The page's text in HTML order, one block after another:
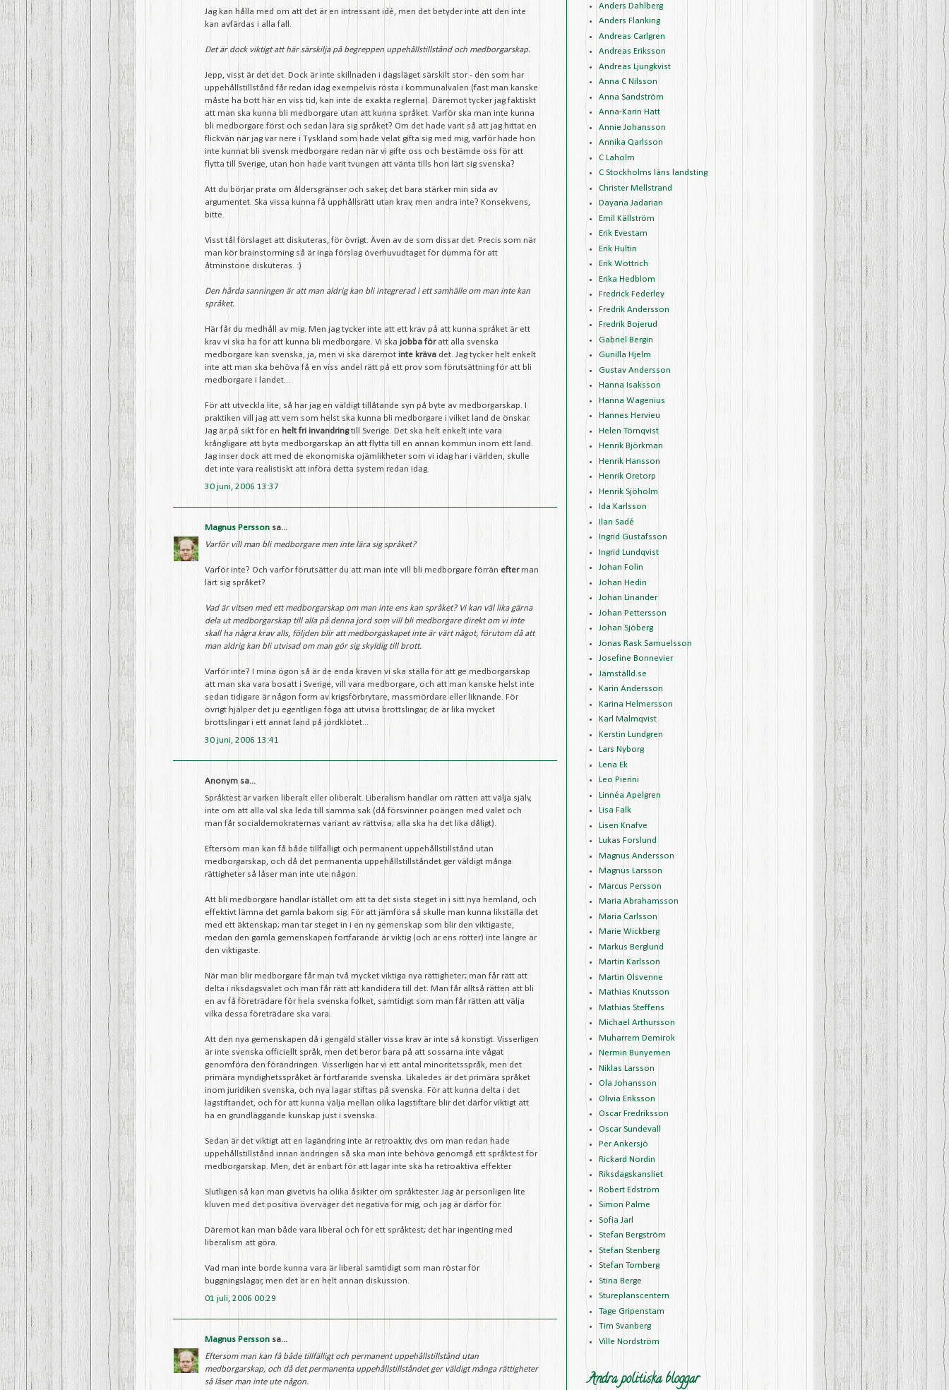
Jag kan hålla med om att det är en intressant idé, men det betyder inte att den inte
kan avfärdas i alla fall.
Det är dock viktigt att här särskilja på begreppen uppehållstillstånd och medborgarskap.
Jepp, visst är det det. Dock är inte skillnaden i dagsläget särskilt stor - den som har
uppehållstillstånd får redan idag exempelvis rösta i kommunalvalen (fast man kanske
måste ha bott här en viss tid, kan inte de exakta reglerna). Däremot tycker jag faktiskt
att man ska kunna bli medborgare utan att kunna språket. Varför ska man inte kunna
bli medborgare först och sedan lära sig språket? Om det hade varit så att jag hittat en
flickvän när jag var nere i Tyskland som hade velat gifta sig med mig, varför hade hon
inte kunnat bli svensk medborgare redan när vi gifte oss och bestämde oss för att
flytta till Sverige, utan hon hade varit tvungen att vänta tills hon lärt sig svenska?
Att du börjar prata om åldersgränser och saker, det bara stärker min sida av
argumentet. Ska vissa kunna få upphållsrätt utan krav, men andra inte? Konsekvens,
bitte.
Visst tål förslaget att diskuteras, för övrigt. Även av de som dissar det. Precis som när
man kör brainstorming så är inga förslag överhuvudtaget för dumma för att
åtminstone diskuteras. :)
Den hårda sanningen är att man aldrig kan bli integrerad i ett samhälle om man inte kan
språket.
Här får du medhåll av mig. Men jag tycker inte att ett krav på att kunna språket är ett
krav vi ska ha för att kunna bli medborgare. Vi ska jobba föratt alla svenska
medborgare kan svenska, ja, men vi ska däremot inte kräva det. Jag tycker helt enkelt
inte att man ska behöva få en viss andel rätt på ett prov som förutsättning för att bli
medborgare i landet...
För att utveckla lite, så har jag en väldigt tillåtande syn på byte av medborgarskap. I
praktiken vill jag att vem som helst ska kunna bli medborgare i vilket land de önskar.
Jag är på sikt för en helt fri invandringtill Sverige. Det ska helt enkelt inte vara
krångligare att byta medborgarskap än att flytta till en annan kommun inom ett land.
Jag inser dock att med de ekonomiska ojämlikheter som vi idag har i världen, skulle
det inte vara realistiskt att införa detta system redan idag.
30 juni, 2006 13:37
Magnus Persson sa...
Varför vill man bli medborgare men inte lära sig språket?
Varför inte? Och varför förutsätter du att man inte vill bli medborgare förrän efterman
lärt sig språket?
Vad är vitsen med ett medborgarskap om man inte ens kan språket? Vi kan väl lika gärna
dela ut medborgarskap till alla på denna jord som vill bli medborgare direkt om vi inte
skall ha några krav alls, följden blir att medborgaskapet inte är värt något, förutom då att
man aldrig kan bli utvisad om man gör sig skyldig till brott.
Varför inte? I mina ögon så är de enda kraven vi ska ställa för att ge medborgarskap
att man ska vara bosatt i Sverige, vill vara medborgare, och att man kanske helst inte
sedan tidigare är någon form av krigsförbrytare, massmördare eller liknande. För
övrigt hjälper det ju egentligen föga att utvisa brottslingar, de är lika mycket
brottslingar i ett annat land på jordklotet...
30 juni, 2006 13:41
Anonym sa...
Språktest är varken liberalt eller oliberalt. Liberalism handlar om rätten att välja själv,
inte om att alla val ska leda till samma sak (då försvinner poängen med valet och
man får socialdemokraternas variant av rättvisa; alla ska ha det lika dåligt).
Eftersom man kan få både tillfälligt och permanent uppehållstillstånd utan
medborgarskap, och då det permanenta uppehållstillståndet ger väldigt många
rättigheter så låser man inte ute någon.
Att bli medborgare handlar istället om att ta det sista steget in i sitt nya hemland, och
effektivt lämna det gamla bakom sig. För att jämföra så skulle man kunna likställa det
med ett äktenskap; man tar steget in i en ny gemenskap som blir den viktigaste,
medan den gamla gemenskapen fortfarande är viktig (och är ens rötter) inte längre är
den viktigaste.
När man blir medborgare får man två mycket viktiga nya rättigheter; man får rätt att
delta i riksdagsvalet och man får rätt att kandidera till det. Man får alltså rätten att bli
en av få företrädare för hela svenska folket, samtidigt som man får rätten att välja
vilka dessa företrädare ska vara.
Att den nya gemenskapen då i gengäld ställer vissa krav är inte så konstigt. Visserligen
är inte svenska officiellt språk, men det beror bara på att sossarna inte vågat
genomföra den förändringen. Visserligen har vi ett antal minoritetsspråk, men det
primära myndighetsspråket är fortfarande svenska. Likaledes är det primära språket
inom juridiken svenska, och nya lagar stiftas på svenska. För att kunna delta i det
lagstiftandet, och för att kunna välja mellan olika lagstiftare blir det därför viktigt att
ha en grundläggande kunskap just i svenska.
Sedan är det viktigt att en lagändring inte är retroaktiv, dvs om man redan hade
uppehållstillstånd innan ändringen så ska man inte behöva genomgå ett språktest för
medborgarskap. Men, det är enbart för att lagar inte ska ha retroaktiva effekter.
Slutligen så kan man givetvis ha olika åsikter om språktester. Jag är personligen lite
kluven med det positiva överväger det negativa för mig, och jag är därför för.
Däremot kan man både vara liberal och för ett språktest; det har ingenting med
liberalism att göra.
Vad man inte borde kunna vara är liberal samtidigt som man röstar för
buggningslagar, men det är en helt annan diskussion.
01 juli, 2006 00:29
Magnus Persson sa...
Eftersom man kan få både tillfälligt och permanent uppehållstillstånd utan
medborgarskap, och då det permanenta uppehållstillståndet ger väldigt många rättigheter
så låser man inte ute någon.
Anders Dahlberg
Anders Flanking
Andreas Carlgren
Andreas Eriksson
Andreas Ljungkvist
Anna C Nilsson
Anna Sandström
Anna-Karin Hatt
Annie Johansson
Annika Qarlsson
C Laholm
C Stockholms läns landsting
Christer Mellstrand
Dayana Jadarian
Emil Källström
Erik Evestam
Erik Hultin
Erik Wottrich
Erika Hedblom
Fredrick Federley
Fredrik Andersson
Fredrik Bojerud
Gabriel Bergin
Gunilla Hjelm
Gustav Andersson
Hanna Isaksson
Hanna Wagenius
Hannes Hervieu
Helen Törnqvist
Henrik Björkman
Henrik Hansson
Henrik Oretorp
Henrik Sjöholm
Ida Karlsson
Ilan Sadé
Ingrid Gustafsson
Ingrid Lundqvist
Johan Folin
Johan Hedin
Johan Linander
Johan Pettersson
Johan Sjöberg
Jonas Rask Samuelsson
Josefine Bonnevier
Jämställd.se
Karin Andersson
Karina Helmersson
Karl Malmqvist
Kerstin Lundgren
Lars Nyborg
Lena Ek
Leo Pierini
Linnéa Apelgren
Lisa Falk
Lisen Knafve
Lukas Forslund
Magnus Andersson
Magnus Larsson
Marcus Persson
Maria Abrahamsson
Maria Carlsson
Marie Wickberg
Markus Berglund
Martin Karlsson
Martin Olsvenne
Mathias Knutsson
Mathias Steffens
Michael Arthursson
Muharrem Demirok
Nermin Bunyemen
Niklas Larsson
Ola Johansson
Olivia Eriksson
Oscar Fredriksson
Oscar Sundevall
Per Ankersjö
Rickard Nordin
Riksdagskansliet
Robert Edström
Simon Palme
Sofia Jarl
Stefan Bergström
Stefan Stenberg
Stefan Tornberg
Stina Berge
Stureplanscentern
Tage Gripenstam
Tim Svanberg
Ville Nordström
Andra politiska bloggar